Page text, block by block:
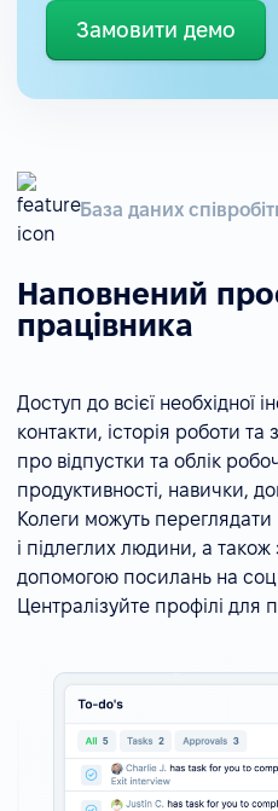
Замовити демо
База даних
Наповнений
працівника
Доступ до всієї необхідної
контакти, історія роботи та
про відпустки та облік
продуктивності, навички,
Колеги можуть переглядати
і підлеглих людини, а
допомогою посилань на
Централізуйте профілі для